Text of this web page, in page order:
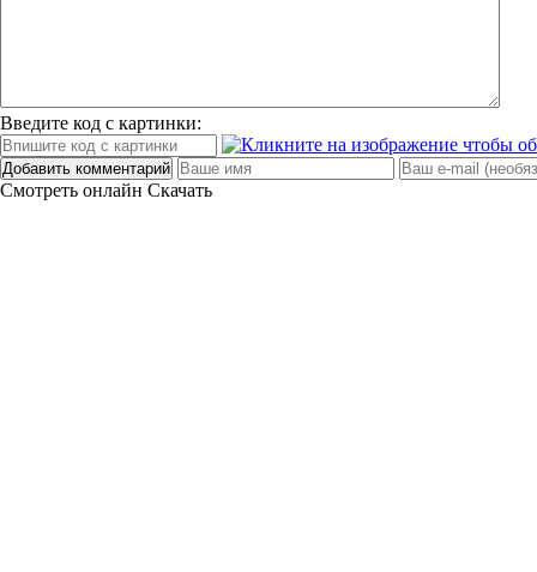
Введите код с картинки:
Добавить комментарий
Смотреть онлайн Скачать